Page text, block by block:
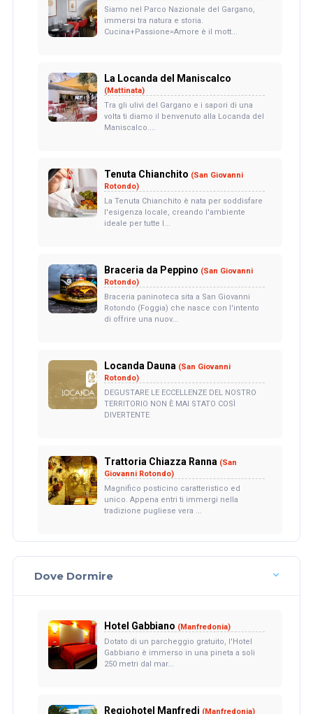
Siamo nel Parco Nazionale del Gargano,
immersi tra natura e storia.
Cucina+Passione=Amore è il mott...
La Locanda del Maniscalco
(Mattinata)
Tra gli ulivi del Gargano e i sapori di una
volta ti diamo il benvenuto alla Locanda del
Maniscalco....
Tenuta Chianchito (San Giovanni
Rotondo)
La Tenuta Chianchito è nata per soddisfare
l'esigenza locale, creando l'ambiente
ideale per tutte l...
Braceria da Peppino (San Giovanni
Rotondo)
Braceria paninoteca sita a San Giovanni
Rotondo (Foggia) che nasce con l'intento
di offrire una nuov...
Locanda Dauna (San Giovanni
Rotondo)
DEGUSTARE LE ECCELLENZE DEL NOSTRO
TERRITORIO NON È MAI STATO COSÌ
DIVERTENTE
Trattoria Chiazza Ranna (San
Giovanni Rotondo)
Magnifico posticino caratteristico ed
unico. Appena entri ti immergi nella
tradizione pugliese vera ...
Dove Dormire
Hotel Gabbiano (Manfredonia)
Dotato di un parcheggio gratuito, l'Hotel
Gabbiano è immerso in una pineta a soli
250 metri dal mar...
Regiohotel Manfredi (Manfredonia)